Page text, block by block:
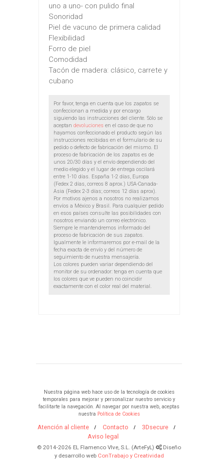
uno a uno- con pulido final
Sonoridad
Piel de vacuno de primera calidad
Flexibilidad
Forro de piel
Comodidad
Tacón de madera: clásico, carrete y
cubano
Por favor, tenga en cuenta que los zapatos se
confeccionan a medida y por encargo
siguiendo las instrucciones del cliente. Sólo se
aceptan devoluciones en el caso de que no
hayamos confeccionado el producto según las
instrucciones recibidas en el formulario de su
pedido o defecto de fabricación del mismo. El
proceso de fabricación de los zapatos es de
unos 20/30 días y el envío dependiendo del
medio elegido y el lugar de entrega oscilará
entre 1-10 días. España 1-2 días, Europa
(Fedex 2 días, correos 8 aprox.) USA-Canada-
Asia (Fedex 2-3 días; correos 12 días aprox).
Por motivos ajenos a nosotros no realizamos
envíos a México y Brasil. Para cualquier pedido
en esos países consulte las posibilidades con
nosotros enviando un correo electrónico.
Siempre le mantendremos informado del
proceso de fabricación de sus zapatos.
Igualmente le informaremos por e-mail de la
fecha exacta de envío y del número de
seguimiento de nuestra mensajería.
Los colores pueden variar dependiendo del
monitor de su ordenador: tenga en cuenta que
los colores que ve pueden no coincidir
exactamente con el color real del material.
Nuestra página web hace uso de la tecnología de cookies
temporales para mejorar y personalizar nuestro servicio y
facilitarte la navegación. Al navegar por nuestra web, aceptas
nuestra Política de Cookies
Atención al cliente Contacto
3Dsecure
Aviso legal
© 2014-2026 EL Flamenco VIve, S.L. (ArteFyL)
Diseño
y desarrollo web ConTrabajo y Creatividad